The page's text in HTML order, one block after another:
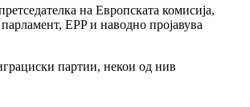
на Европската комисија,
EPP и наводно пројавува
партии, некои од нив